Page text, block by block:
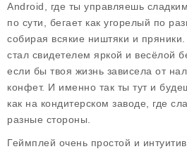
Android, где ты управляешь
по сути, бегает как угорелый по
собирая всякие ништяки и
стал свидетелем яркой и весёлой
если бы твоя жизнь зависела от
конфет. И именно так ты тут и
как на кондитерском заводе, где
разные стороны.
Геймплей очень простой и